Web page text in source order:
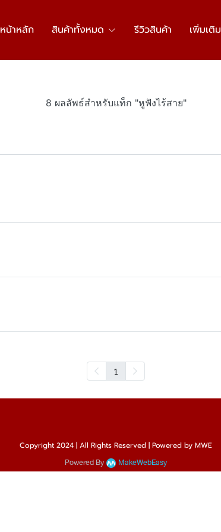
หน้าหลัก สินค้าทั้งหมด รีวิวสินค้า เพิ่มเติม
8 ผลลัพธ์สำหรับแท็ก "หูฟังไร้สาย"
1
Copyright 2024 | All Rights Reserved | Powered by MWE
Powered By MakeWebEasy